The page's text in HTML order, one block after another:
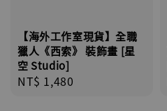
【海外工作室現貨】全職
獵人《西索》 裝飾畫 [星
空 Studio]
Regular
NT$ 1,480